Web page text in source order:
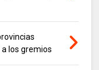
los gremios